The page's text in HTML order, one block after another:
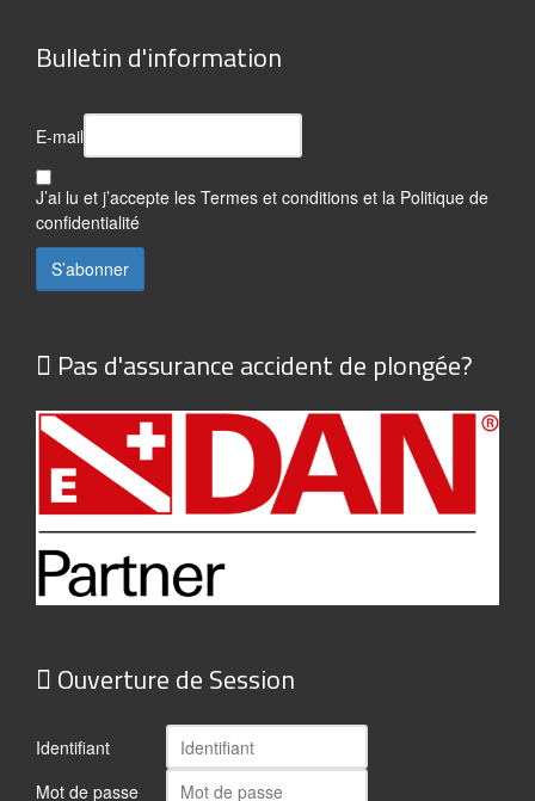
Bulletin d'information
E-mail
J’ai lu et j’accepte les Termes et conditions et la Politique de
confidentialité
Pas d'assurance accident de plongée?
Ouverture de Session
Identifiant
Mot de passe